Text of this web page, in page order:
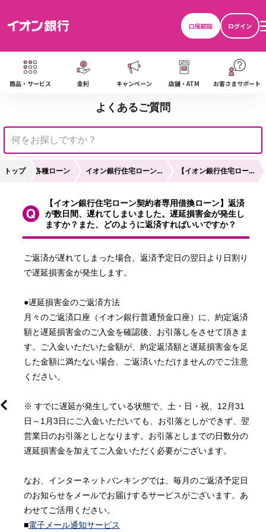
口座開設
ログイン
商品・サービス 金利 キャンペーン 店舗・ATM お客さまサポート
よくあるご質問
トップ 各種ローン イオン銀行住宅ローン... 【イオン銀行住宅ロー...
【イオン銀行住宅ローン契約者専用借換ローン】返済
が数日間、遅れてしまいました。遅延損害金が発生し
ますか？また、どのように返済すればいいですか？
ご返済が遅れてしまった場合、返済予定日の翌日より日割り
で遅延損害金が発生します。
●遅延損害金のご返済方法
月々のご返済口座（イオン銀行普通預金口座）に、約定返済
額と遅延損害金のご入金を確認後、お引落しをさせて頂きま
す。ご入金いただいた金額が、約定返済額と遅延損害金を足
した金額に満たない場合、ご返済いただけませんのでご注意
ください。
※ すでに遅延が発生している状態で、土・日・祝、12月31
日～1月3日にご入金いただいても、お引落としができず、翌
営業日のお引落としとなります。お引落としまでの日数分の
遅延損害金を加えてご入金いただく必要がございます。
なお、インターネットバンキングでは、毎月のご返済予定日
のお知らせをメールでお届けするサービスがございます。あ
わせてご活用ください。
■電子メール通知サービス